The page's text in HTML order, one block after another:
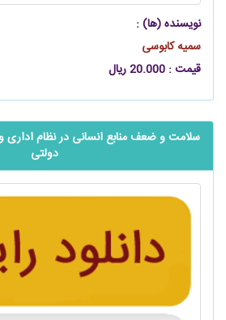
نویسنده (ها) :
سمیه کابوسی
قیمت : 20.000 ریال
سلامت و ضعف منابع انسانی در نظام
دولتی